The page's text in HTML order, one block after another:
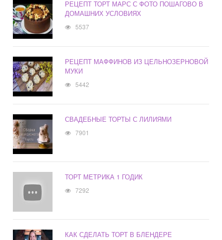
РЕЦЕПТ ТОРТ МАРС С ФОТО ПОШАГОВО В
ДОМАШНИХ УСЛОВИЯХ
5537
РЕЦЕПТ МАФФИНОВ ИЗ ЦЕЛЬНОЗЕРНОВОЙ
МУКИ
5442
СВАДЕБНЫЕ ТОРТЫ С ЛИЛИЯМИ
7901
ТОРТ МЕТРИКА 1 ГОДИК
7292
КАК СДЕЛАТЬ ТОРТ В БЛЕНДЕРЕ